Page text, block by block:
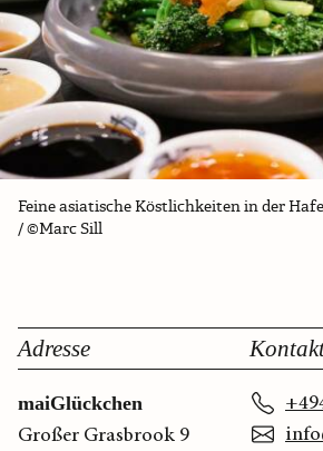
Feine asiatische Köstlichkeiten in der
/ ©Marc Sill
Adresse
maiGlückchen
Großer Grasbrook 9